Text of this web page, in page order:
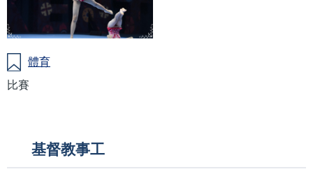
體育
比賽
Main
navigation
基督教事工